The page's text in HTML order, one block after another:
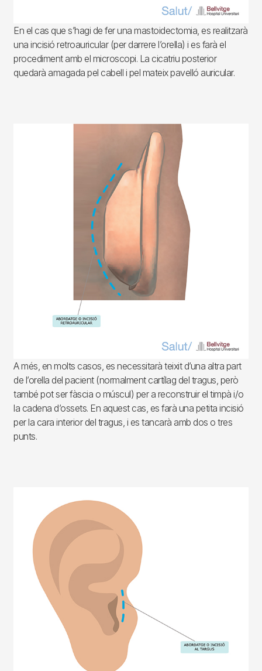
En el cas que s’hagi de fer una mastoidectomia, es realitzarà
una incisió retroauricular (per darrere l’orella) i es farà el
procediment amb el microscopi. La cicatriu posterior
quedarà amagada pel cabell i pel mateix pavelló auricular.
A més, en molts casos, es necessitarà teixit d’una altra part
de l’orella del pacient (normalment cartílag del tragus, però
també pot ser fàscia o múscul) per a reconstruir el timpà i/o
la cadena d’ossets. En aquest cas, es farà una petita incisió
per la cara interior del tragus, i es tancarà amb dos o tres
punts.